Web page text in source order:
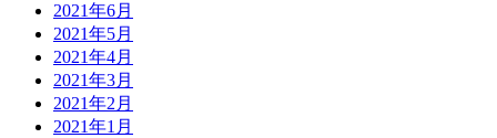
2021年6月
2021年5月
2021年4月
2021年3月
2021年2月
2021年1月